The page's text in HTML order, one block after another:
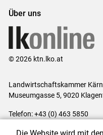
Über uns
© 2026 ktn.lko.at
Landwirtschaftskammer
Museumgasse 5, 9020
Telefon: +43 (0) 463 5850